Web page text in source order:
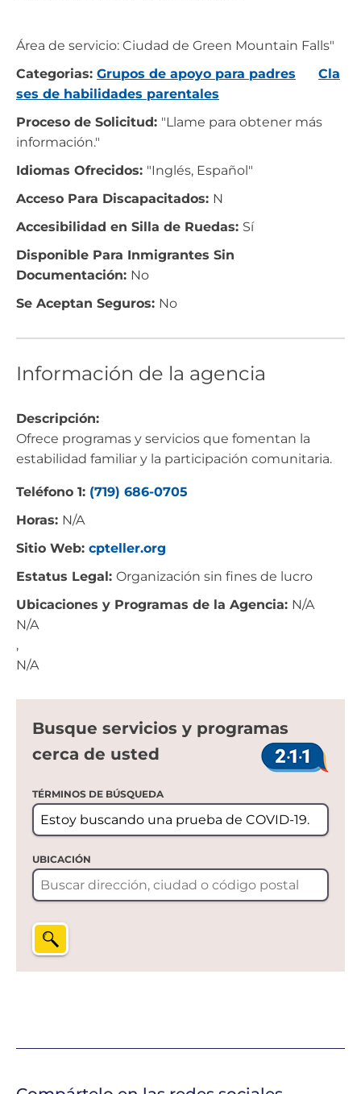
Área de servicio: Ciudad de Green Mountain Falls"
Categorias: Grupos de apoyo para padres
Cla
ses de habilidades parentales
Proceso de Solicitud: "Llame para obtener más
información."
Idiomas Ofrecidos: "Inglés, Español"
Acceso Para Discapacitados: N
Accesibilidad en Silla de Ruedas: Sí
Disponible Para Inmigrantes Sin
Documentación: No
Se Aceptan Seguros: No
Información de la agencia
Descripción:
Ofrece programas y servicios que fomentan la
estabilidad familiar y la participación comunitaria.
Teléfono 1: (719) 686-0705
Horas: N/A
Sitio Web: cpteller.org
Estatus Legal: Organización sin fines de lucro
Ubicaciones y Programas de la Agencia: N/A
N/A
,
N/A
Busque servicios y programas
cerca de usted
TÉRMINOS DE BÚSQUEDA
UBICACIÓN